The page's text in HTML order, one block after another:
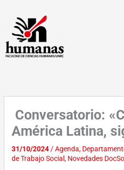
contenido
Conversatorio:
América Latina,
31/10/2024/Agenda,
de Trabajo Social, Novedades